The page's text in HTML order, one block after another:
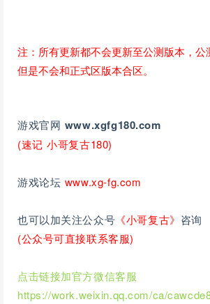
注：所有更新都不会更新至公测版本，
但是不会和正式区版本合区。
游戏官网 www.xgfg180.com
(速记 小哥复古180)
游戏论坛 www.xg-fg.com
也可以加关注公众号 《小哥复古》 咨询
(公众号可直接联系客服)
点击链接加官方微信客服
https://work.weixin.qq.com/ca/